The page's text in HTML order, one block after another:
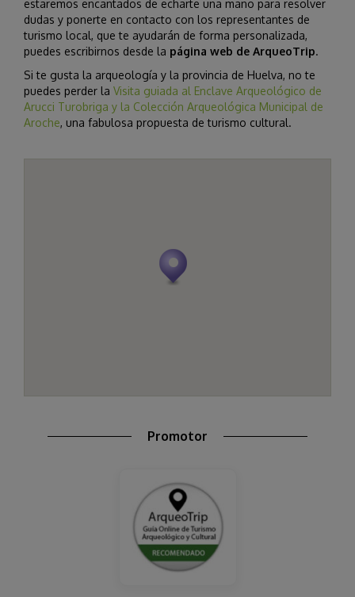
estaremos encantados de echarte una mano para resolver
dudas y ponerte en contacto con los representantes de
turismo local, que te ayudarán de forma personalizada,
puedes escribirnos desde la página web de ArqueoTrip.
Si te gusta la arqueología y la provincia de Huelva, no te
puedes perder la Visita guiada al Enclave Arqueológico de
Arucci Turobriga y la Colección Arqueológica Municipal de
Aroche, una fabulosa propuesta de turismo cultural.
Promotor